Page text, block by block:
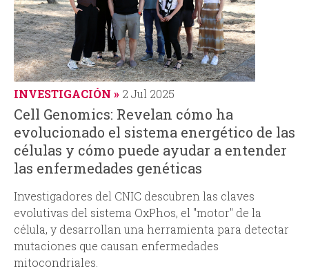
INVESTIGACIÓN 2 Jul 2025
Cell Genomics: Revelan cómo ha
evolucionado el sistema energético de las
células y cómo puede ayudar a entender
las enfermedades genéticas
Investigadores del CNIC descubren las claves
evolutivas del sistema OxPhos, el "motor" de la
célula, y desarrollan una herramienta para detectar
mutaciones que causan enfermedades
mitocondriales.